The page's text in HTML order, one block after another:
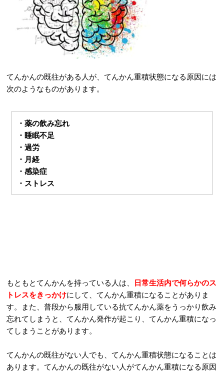
てんかんの既往がある人が、てんかん重積状態になる原因には
次のようなものがあります。
・薬の飲み忘れ
・睡眠不足
・過労
・月経
・感染症
・ストレス
もともとてんかんを持っている人は、
日常生活内で何らかのス
トレスをきっかけにして、てんかん重積になることがありま
す。また、普段から服用している抗てんかん薬をうっかり飲み
忘れてしまうと、てんかん発作が起こり、てんかん重積になっ
てしまうことがあります。
てんかんの既往がない人でも、てんかん重積状態になることは
あります。てんかんの既往がない人がてんかん重積になる原因